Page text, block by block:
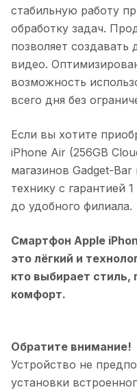
стабильную работу
обработку задач.
позволяет
видео.
возможность
всего дня без
Если вы хотите
iPhone Air (256GB
магазинов Gadget-
технику с гарантией
до удобного филиала.
Смартфон Apple
это лёгкий и
кто выбирает стиль,
комфорт.
Обратите внимание!
Устройство не
установки